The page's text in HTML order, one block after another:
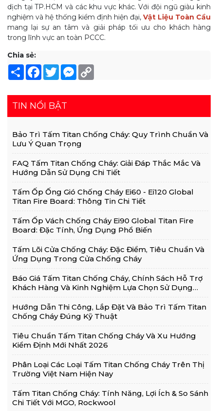
dịch tại TP.HCM và các khu vực khác. Với đội ngũ giàu kinh
nghiệm và hệ thống kiểm định hiện đại, Vật Liệu Toàn Cầu
mang lại sự an tâm và giải pháp tối ưu cho khách hàng
trong lĩnh vực an toàn PCCC.
Chia sẻ:
Share Facebook
TwitterMessenger
TIN NỔI BẬT
Bảo Trì Tấm Titan Chống Cháy: Quy Trình Chuẩn Và
Lưu Ý Quan Trọng
FAQ Tấm Titan Chống Cháy: Giải Đáp Thắc Mắc Và
Hướng Dẫn Sử Dụng Chi Tiết
Tấm Ốp Ống Gió Chống Cháy Ei60 - Ei120 Global
Titan Fire Board: Thông Tin Chi Tiết
Tấm Ốp Vách Chống Cháy Ei90 Global Titan Fire
Board: Đặc Tính, Ứng Dụng Phổ Biến
Tấm Lõi Cửa Chống Cháy: Đặc Điểm, Tiêu Chuẩn Và
Ứng Dụng Trong Cửa Chống Cháy
Báo Giá Tấm Titan Chống Cháy, Chính Sách Hỗ Trợ
Khách Hàng Và Kinh Nghiệm Lựa Chọn Sử Dụng
Hướng Dẫn Thi Công, Lắp Đặt Và Bảo Trì Tấm Titan
Chống Cháy Đúng Kỹ Thuật
Tiêu Chuẩn Tấm Titan Chống Cháy Và Xu Hướng
Kiểm Định Mới Nhất 2026
Phân Loại Các Loại Tấm Titan Chống Cháy Trên Thị
Trường Việt Nam Hiện Nay
Tấm Titan Chống Cháy: Tính Năng, Lợi Ích & So Sánh
Chi Tiết Với MGO, Rockwool